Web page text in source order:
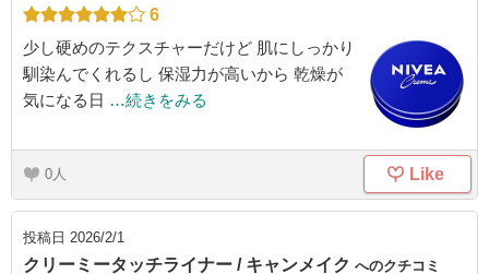
6
少し硬めのテクスチャーだけど 肌にしっかり
馴染んでくれるし 保湿力が高いから 乾燥が
気になる日 …続きをみる
0 Like
投稿日 2026/2/1
クリーミータッチライナー / キャンメイク へのクチコミ